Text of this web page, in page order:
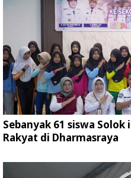
Sebanyak 61 siswa
Rakyat di Dharmasraya